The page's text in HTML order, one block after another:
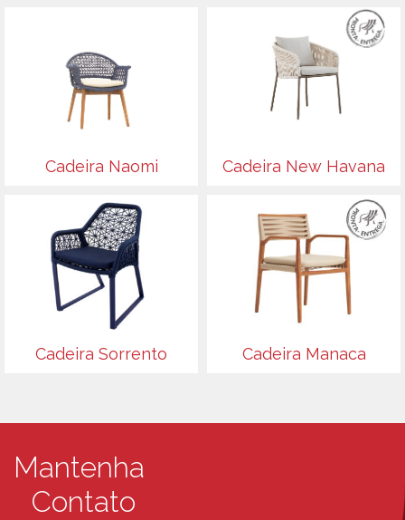
Cadeira Naomi Cadeira New Havana
Cadeira Sorrento Cadeira Manaca
Mantenha
Contato